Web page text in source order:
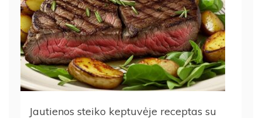
Jautienos steiko keptuvėje receptas su